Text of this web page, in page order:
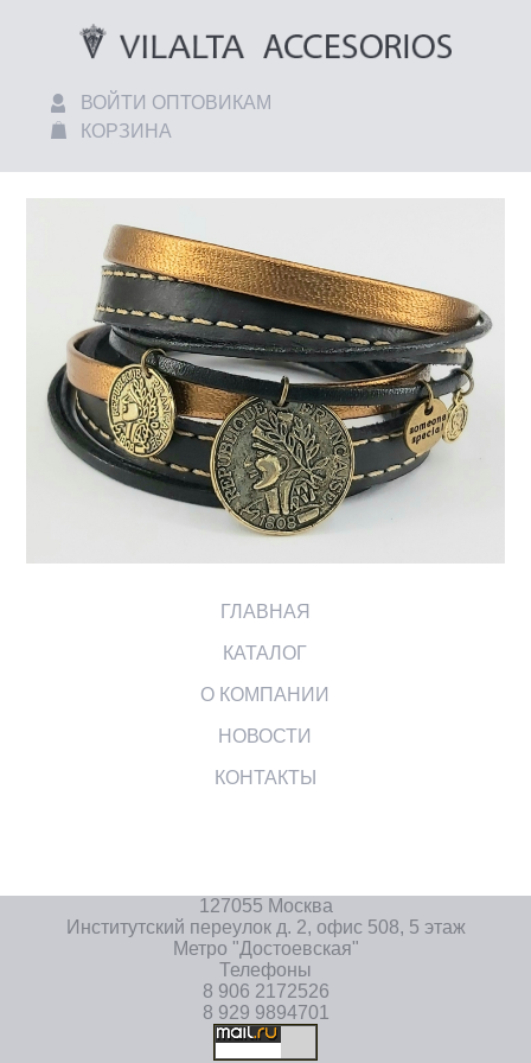
ВОЙТИ ОПТОВИКАМ
КОРЗИНА
ГЛАВНАЯ
КАТАЛОГ
О КОМПАНИИ
НОВОСТИ
КОНТАКТЫ
127055 Москва
Институтский переулок д. 2, офис 508, 5 этаж
Метро "Достоевская"
Телефоны
8 906 2172526
8 929 9894701